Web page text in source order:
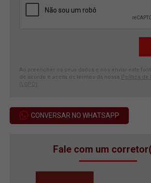
Ao preencher os seus dados e nos enviar este
de acordo e aceita os termos da nossa Política de
(LGPD)
CONVERSAR NO WHATSAPP
Fale com um